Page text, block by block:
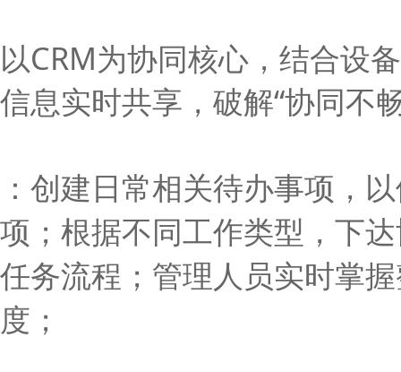
以CRM为协同核心，结合设
信息实时共享，破解“协同不
： 创建日常相关待办事项，
项； 根据不同工作类型， 下
任务流程；管理人员实时掌
度；